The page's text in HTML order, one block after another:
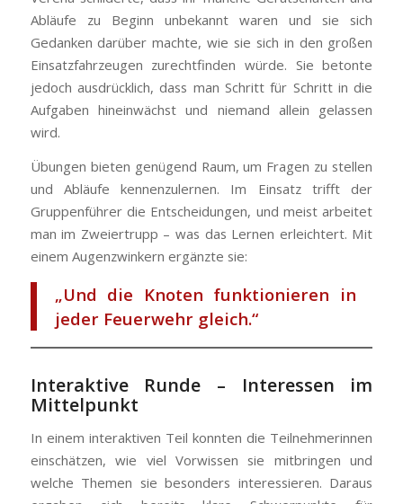
Abläufe zu Beginn unbekannt waren und sie sich
Gedanken darüber machte, wie sie sich in den großen
Einsatzfahrzeugen zurechtfinden würde. Sie betonte
jedoch ausdrücklich, dass man Schritt für Schritt in die
Aufgaben hineinwächst und niemand allein gelassen
wird.
Übungen bieten genügend Raum, um Fragen zu stellen
und Abläufe kennenzulernen. Im Einsatz trifft der
Gruppenführer die Entscheidungen, und meist arbeitet
man im Zweiertrupp – was das Lernen erleichtert. Mit
einem Augenzwinkern ergänzte sie:
„Und die Knoten funktionieren in
jeder Feuerwehr gleich.“
Interaktive Runde – Interessen im
Mittelpunkt
In einem interaktiven Teil konnten die Teilnehmerinnen
einschätzen, wie viel Vorwissen sie mitbringen und
welche Themen sie besonders interessieren. Daraus